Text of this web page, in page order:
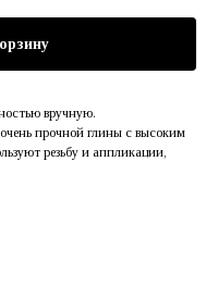
вручную.
прочной глины с высоким
резьбу и аппликации,